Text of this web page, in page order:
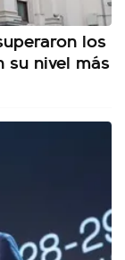
los
su nivel más